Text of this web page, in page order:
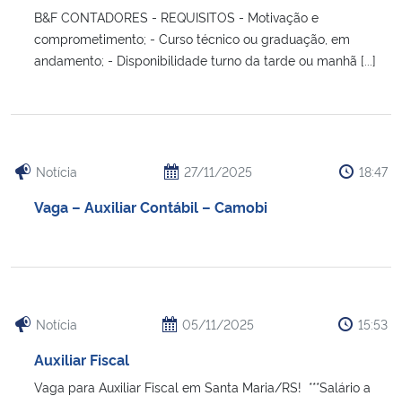
B&F CONTADORES - REQUISITOS - Motivação e
comprometimento; - Curso técnico ou graduação, em
andamento; - Disponibilidade turno da tarde ou manhã [...]
Notícia 27/11/2025 18:47
Vaga – Auxiliar Contábil – Camobi
Notícia 05/11/2025 15:53
Auxiliar Fiscal
Vaga para Auxiliar Fiscal em Santa Maria/RS! ***Salário a